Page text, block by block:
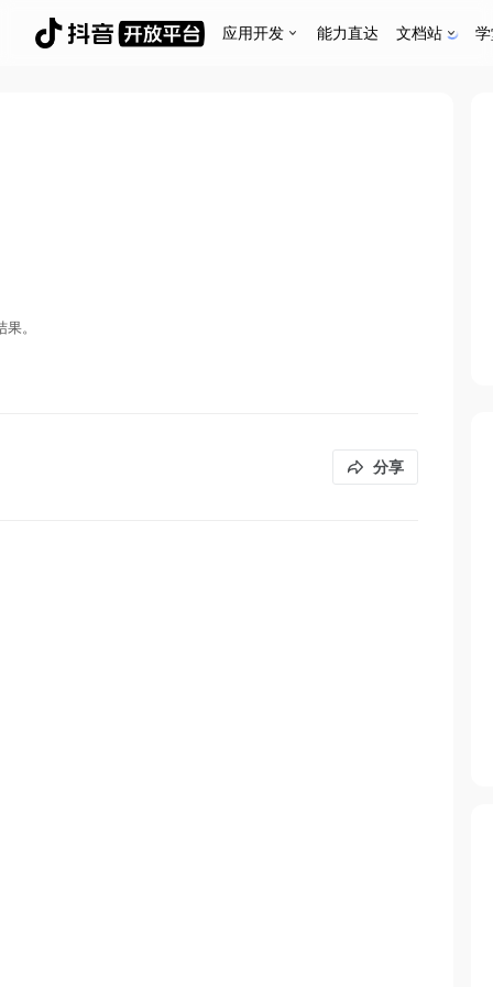
应用开发 能力直达 文档站
。
分享